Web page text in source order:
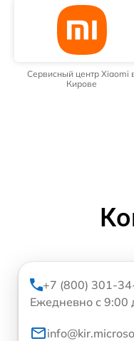
Сервисный центр Xiaomi
Кирове
+7 (800) 301-
Ежедневно с 9:00